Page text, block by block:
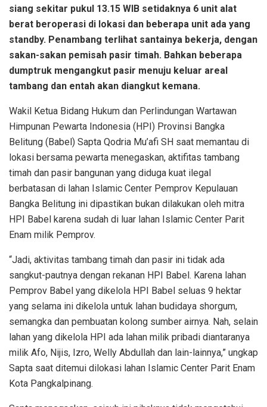
siang sekitar pukul 13.15 WIB setidaknya 6 unit alat
berat beroperasi di lokasi dan beberapa unit ada yang
standby. Penambang terlihat santainya bekerja, dengan
sakan-sakan pemisah pasir timah. Bahkan beberapa
dumptruk mengangkut pasir menuju keluar areal
tambang dan entah akan diangkut kemana.
Wakil Ketua Bidang Hukum dan Perlindungan Wartawan
Himpunan Pewarta Indonesia (HPI) Provinsi Bangka
Belitung (Babel) Sapta Qodria Mu’afi SH saat memantau di
lokasi bersama pewarta menegaskan, aktifitas tambang
timah dan pasir bangunan yang diduga kuat ilegal
berbatasan di lahan Islamic Center Pemprov Kepulauan
Bangka Belitung ini dipastikan bukan dilakukan oleh mitra
HPI Babel karena sudah di luar lahan Islamic Center Parit
Enam milik Pemprov.
“Jadi, aktivitas tambang timah dan pasir ini tidak ada
sangkut-pautnya dengan rekanan HPI Babel. Karena lahan
Pemprov Babel yang dikelola HPI Babel seluas 9 hektar
yang selama ini dikelola untuk lahan budidaya shorgum,
semangka dan pembuatan kolong sumber airnya. Nah, selain
lahan yang dikelola HPI ada lahan milik pribadi diantaranya
milik Afo, Nijis, Izro, Welly Abdullah dan lain-lainnya,” ungkap
Sapta saat ditemui dilokasi lahan Islamic Center Parit Enam
Kota Pangkalpinang.